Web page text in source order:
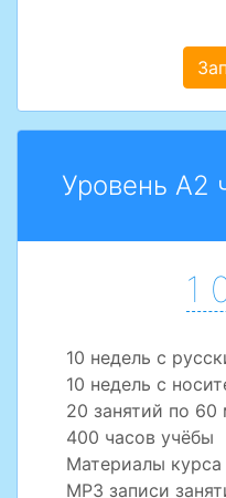
Уровень A2
1
10 недель с
10 недель с
20 занятий по 60
400 часов учёбы
Материалы курса
MP3 записи